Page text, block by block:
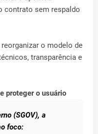
contrato sem respaldo
o modelo de
transparência e
proteger o usuário
(SGOV), a
foco: